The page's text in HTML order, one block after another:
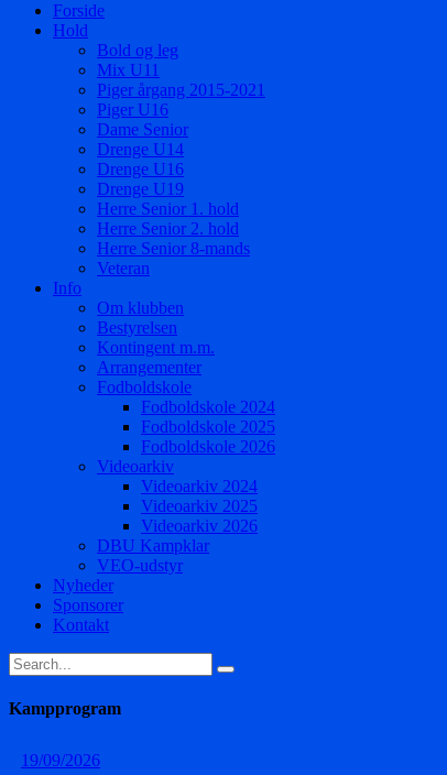
Forside
Hold
Bold og leg
Mix U11
Piger årgang 2015-2021
Piger U16
Dame Senior
Drenge U14
Drenge U16
Drenge U19
Herre Senior 1. hold
Herre Senior 2. hold
Herre Senior 8-mands
Veteran
Info
Om klubben
Bestyrelsen
Kontingent m.m.
Arrangementer
Fodboldskole
Fodboldskole 2024
Fodboldskole 2025
Fodboldskole 2026
Videoarkiv
Videoarkiv 2024
Videoarkiv 2025
Videoarkiv 2026
DBU Kampklar
VEO-udstyr
Nyheder
Sponsorer
Kontakt
Kampprogram
19/09/2026